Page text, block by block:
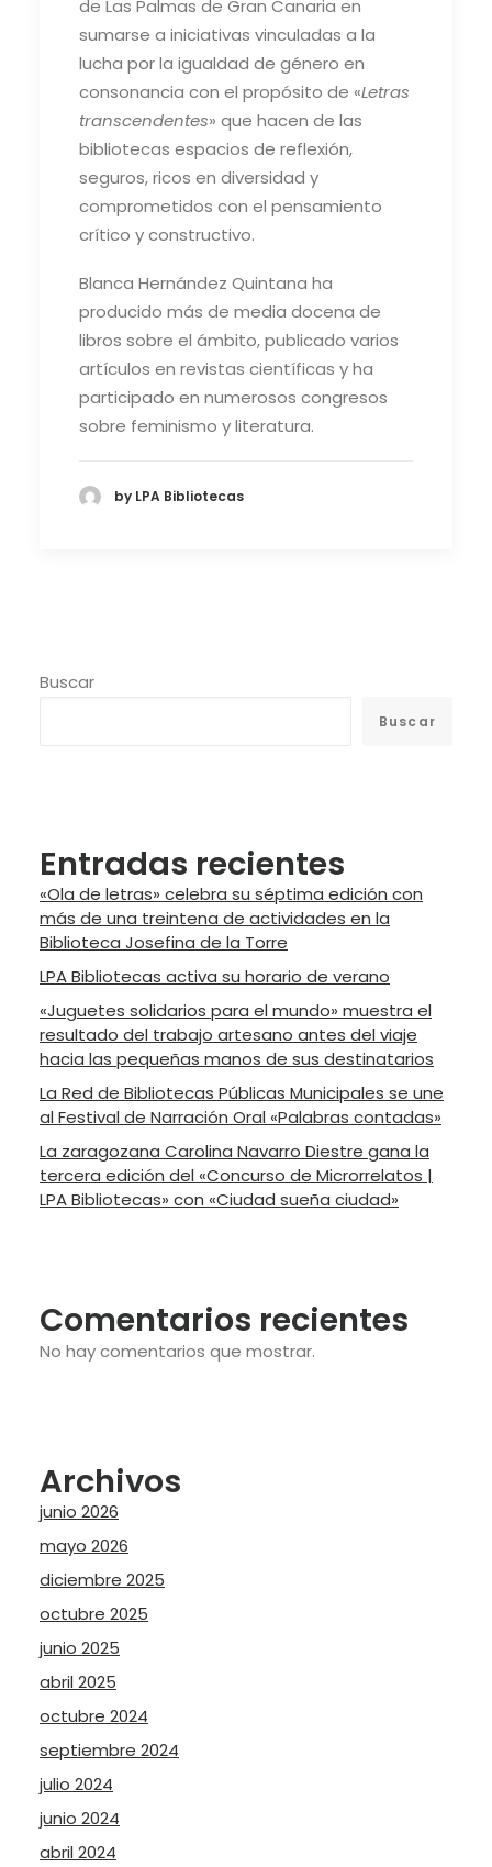
de Las Palmas de Gran Canaria en
sumarse a iniciativas vinculadas a la
lucha por la igualdad de género en
consonancia con el propósito de «Letras
transcendentes» que hacen de las
bibliotecas espacios de reflexión,
seguros, ricos en diversidad y
comprometidos con el pensamiento
crítico y constructivo.
Blanca Hernández Quintana ha
producido más de media docena de
libros sobre el ámbito, publicado varios
artículos en revistas científicas y ha
participado en numerosos congresos
sobre feminismo y literatura.
by LPA Bibliotecas
Buscar
Buscar
Entradas recientes
«Ola de letras» celebra su séptima edición con
más de una treintena de actividades en la
Biblioteca Josefina de la Torre
LPA Bibliotecas activa su horario de verano
«Juguetes solidarios para el mundo» muestra el
resultado del trabajo artesano antes del viaje
hacia las pequeñas manos de sus destinatarios
La Red de Bibliotecas Públicas Municipales se une
al Festival de Narración Oral «Palabras contadas»
La zaragozana Carolina Navarro Diestre gana la
tercera edición del «Concurso de Microrrelatos |
LPA Bibliotecas» con «Ciudad sueña ciudad»
Comentarios recientes
No hay comentarios que mostrar.
Archivos
junio 2026
mayo 2026
diciembre 2025
octubre 2025
junio 2025
abril 2025
octubre 2024
septiembre 2024
julio 2024
junio 2024
abril 2024